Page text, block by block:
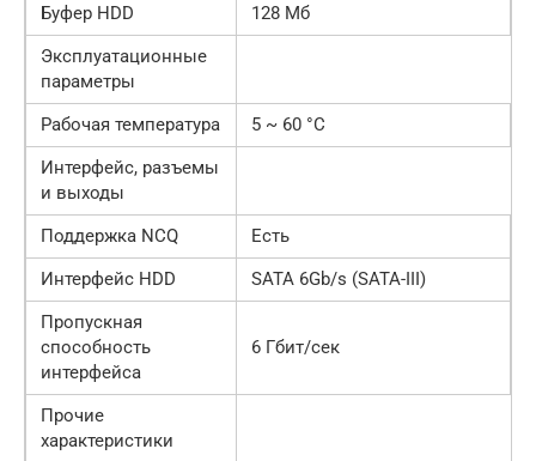
Буфер HDD
128 Мб
Эксплуатационные
параметры
Рабочая температура
5 ~ 60 °C
Интерфейс, разъемы
и выходы
Поддержка NCQ
Есть
Интерфейс HDD
SATA 6Gb/s (SATA-III)
Пропускная
способность
интерфейса
6 Гбит/сек
Прочие
характеристики